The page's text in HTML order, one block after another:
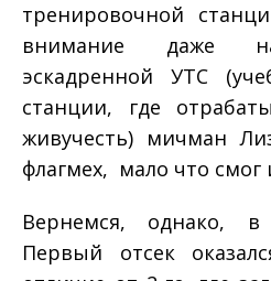
тренировочной
внимание даже
эскадренной УТС
станции, где
живучесть) мичман
флагмех, мало что смог
Вернемся, однако,
Первый отсек